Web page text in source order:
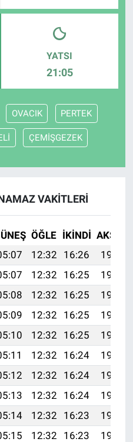
YATSI
21:05
OVACIK PERTEK
ÇEMİŞGEZEK
VAKITLERI
ÖĞLE İKINDI AKŞAM
12:32 16:26
19:47
12:32 16:25
19:47
12:32 16:25
19:46
12:32 16:25
19:45
12:32 16:25
19:44
12:32 16:24
19:43
12:32 16:24
19:42
12:32 16:24
19:41
12:32 16:23
19:40
12:32 16:23
19:39